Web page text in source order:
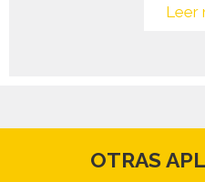
Leer
OTRAS